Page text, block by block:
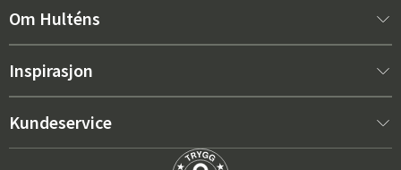
Nytt hos oss
Innredning
Om Hulténs
Om Hulténs
Salgsavdeling
Inspirasjon
Bestselger
Kundeservice